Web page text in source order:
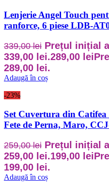
Lenjerie Angel Touch
ranforce, 6 piese LDB-
339,00lei Prețul inițial
339,00 lei.289,00 lei
289,00 lei.
Adaugă în coș
-23%
Set Cuvertura din
Fete de Perna, Maro,
259,00lei Prețul inițial
259,00 lei.199,00 lei
199,00 lei.
Adaugă în coș